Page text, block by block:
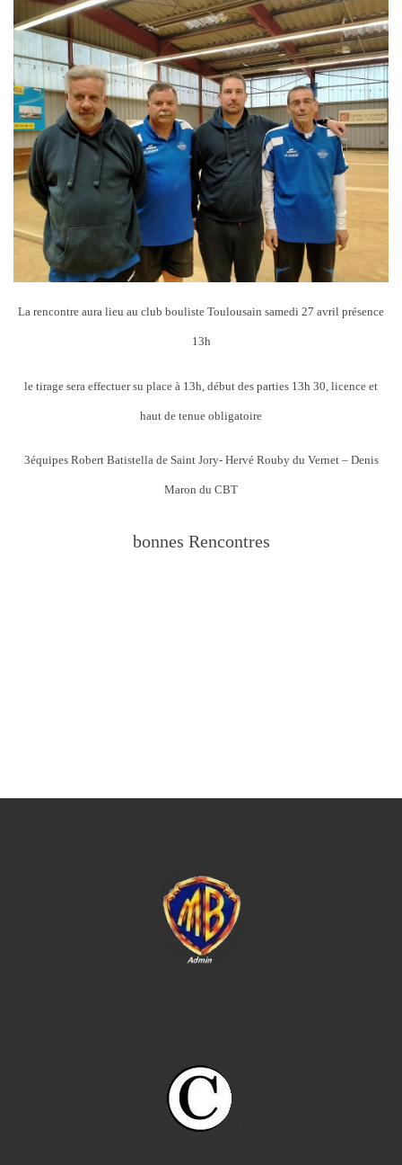
La rencontre aura lieu au club bouliste Toulousain samedi 27 avril présence
13h
le tirage sera effectuer su place à 13h, début des parties 13h 30, licence et
haut de tenue obligatoire
3équipes Robert Batistella de Saint Jory- Hervé Rouby du Vernet – Denis
Maron du CBT
bonnes Rencontres